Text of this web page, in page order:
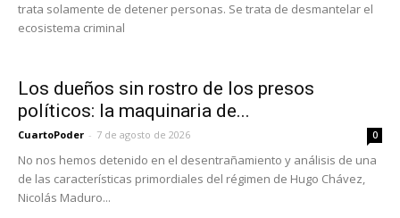
trata solamente de detener personas. Se trata de desmantelar el
ecosistema criminal
Los dueños sin rostro de los presos
políticos: la maquinaria de...
CuartoPoder - 7 de agosto de 2026 0
No nos hemos detenido en el desentrañamiento y análisis de una
de las características primordiales del régimen de Hugo Chávez,
Nicolás Maduro...